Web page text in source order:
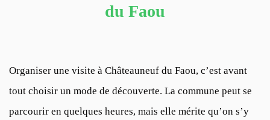
du Faou
Organiser une visite à Châteauneuf du Faou, c’est avant
tout choisir un mode de découverte. La commune peut se
parcourir en quelques heures, mais elle mérite qu’on s’y